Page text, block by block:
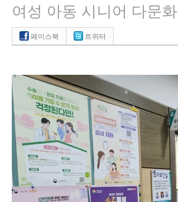
여성 아동 시니어 다문화
페이스북 트위터